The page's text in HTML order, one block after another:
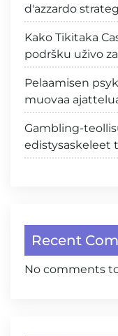
d'azzardo
Kako Tikitaka
podršku uživo
Pelaamisen
muovaa
Gambling-
edistysaskeleet
Recent
No comments